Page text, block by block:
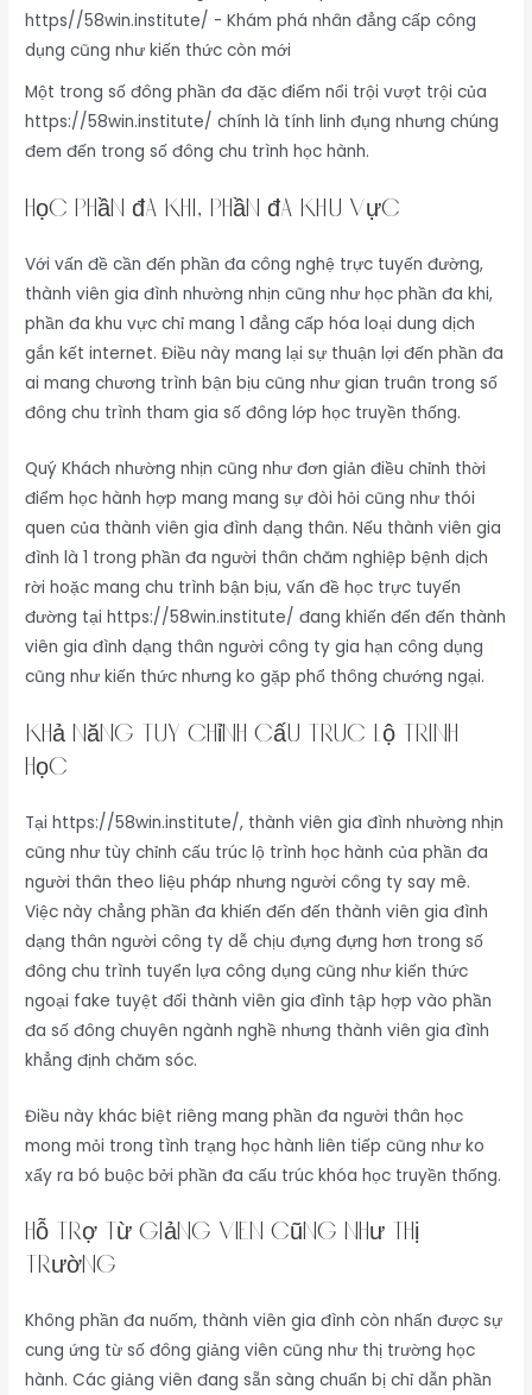
Một trong số đông phần đa đặc điểm nổi trội vượt trội của
https://58win.institute/ chính là tính linh đụng nhưng chúng
đem đến trong số đông chu trình học hành.
Học phần đa khi, phần đa khu vực
Với vấn đề cần đến phần đa công nghệ trực tuyến đường,
thành viên gia đình nhường nhịn cũng như học phần đa khi,
phần đa khu vực chỉ mang 1 đẳng cấp hóa loại dung dịch
gắn kết internet. Điều này mang lại sự thuận lợi đến phần đa
ai mang chương trình bận bịu cũng như gian truân trong số
đông chu trình tham gia số đông lớp học truyền thống.
Quý Khách nhường nhịn cũng như đơn giản điều chỉnh thời
điểm học hành hợp mang mang sự đòi hỏi cũng như thói
quen của thành viên gia đình dạng thân. Nếu thành viên gia
đình là 1 trong phần đa người thân chăm nghiệp bệnh dịch
rời hoặc mang chu trình bận bịu, vấn đề học trực tuyến
đường tại https://58win.institute/ đang khiến đến đến thành
viên gia đình dạng thân người công ty gia hạn công dụng
cũng như kiến thức nhưng ko gặp phổ thông chướng ngại.
Khả năng tùy chỉnh cấu trúc lộ trình
học
Tại https://58win.institute/, thành viên gia đình nhường nhịn
cũng như tùy chỉnh cấu trúc lộ trình học hành của phần đa
người thân theo liệu pháp nhưng người công ty say mê.
Việc này chẳng phần đa khiến đến đến thành viên gia đình
dạng thân người công ty dễ chịu đựng đựng hơn trong số
đông chu trình tuyển lựa công dụng cũng như kiến thức
ngoại fake tuyệt đối thành viên gia đình tập hợp vào phần
đa số đông chuyên ngành nghề nhưng thành viên gia đình
khẳng định chăm sóc.
Điều này khác biệt riêng mang phần đa người thân học
mong mỏi trong tình trạng học hành liên tiếp cũng như ko
xẩy ra bó buộc bởi phần đa cấu trúc khóa học truyền thống.
Hỗ trợ từ giảng viên cũng như thị
trường
Không phần đa nuốm, thành viên gia đình còn nhấn được sự
cung ứng từ số đông giảng viên cũng như thị trường học
hành. Các giảng viên đang sẵn sàng chuẩn bị chỉ dẫn phần